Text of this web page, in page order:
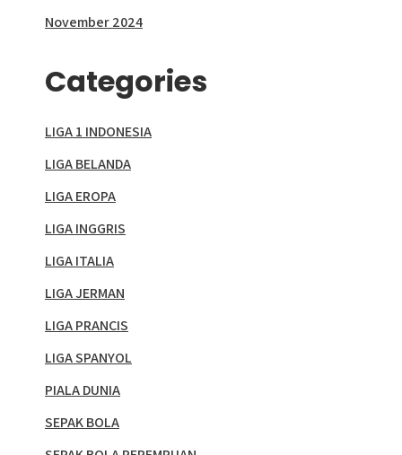
November 2024
Categories
LIGA 1 INDONESIA
LIGA BELANDA
LIGA EROPA
LIGA INGGRIS
LIGA ITALIA
LIGA JERMAN
LIGA PRANCIS
LIGA SPANYOL
PIALA DUNIA
SEPAK BOLA